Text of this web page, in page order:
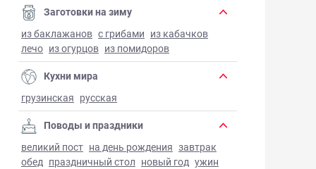
Заготовки на зиму
из баклажанов с грибами из кабачков
лечо из огурцов из помидоров
Кухни мира
грузинская русская
Поводы и праздники
великий пост на день рождения завтрак
обед праздничный стол новый год ужин